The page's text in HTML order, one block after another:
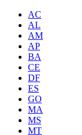
AC
AL
AM
AP
BA
CE
DF
ES
GO
MA
MS
MT